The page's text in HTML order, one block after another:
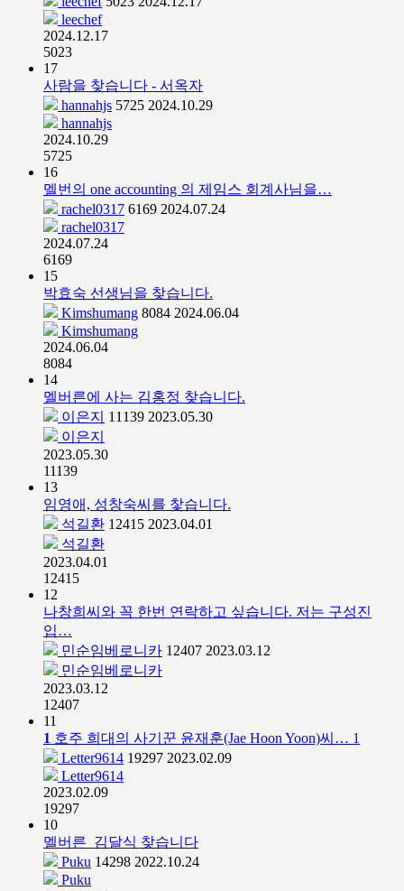
leechef
2024.12.17
5023
17
사람을 찾습니다 - 서옥자
hannahjs 5725 2024.10.29
hannahjs
2024.10.29
5725
16
멜번의 one accounting 의 제임스 회계사님을…
rachel0317 6169 2024.07.24
rachel0317
2024.07.24
6169
15
박효숙 선생님을 찾습니다.
Kimshumang 8084 2024.06.04
Kimshumang
2024.06.04
8084
14
멜버른에 사는 김홍정 찾습니다.
이은지
11139 2023.05.30
이은지
2023.05.30
11139
13
임영애, 성창숙씨를 찿습니다.
석길환 12415 2023.04.01
석길환
2023.04.01
12415
12
나창희씨와 꼭 한번 연락하고 싶습니다. 저는 구성진
입…
민순임베로니카 12407 2023.03.12
민순임베로니카
2023.03.12
12407
11
1 호주 희대의 사기꾼 윤재훈(Jae Hoon Yoon)씨… 1
Letter9614 19297 2023.02.09
Letter9614
2023.02.09
19297
10
멜버른_김달식 찾습니다
Puku 14298 2022.10.24
Puku